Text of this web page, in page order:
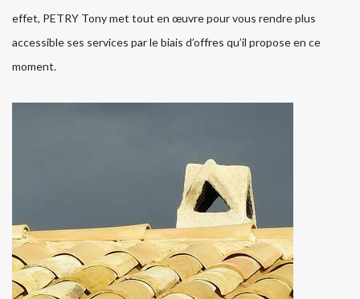
effet, PETRY Tony met tout en œuvre pour vous rendre plus
accessible ses services par le biais d’offres qu’il propose en ce
moment.